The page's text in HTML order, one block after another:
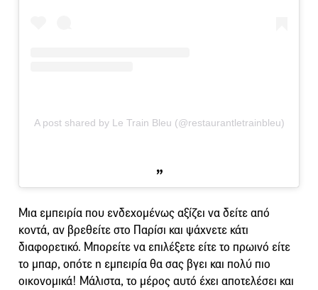
A post shared by Le Train Bleu (@restaurantletrainbleu)
Μια εμπειρία που ενδεχομένως αξίζει να δείτε από
κοντά, αν βρεθείτε στο Παρίσι και ψάχνετε κάτι
διαφορετικό. Μπορείτε να επιλέξετε είτε το πρωινό είτε
το μπαρ, οπότε η εμπειρία θα σας βγει και πολύ πιο
οικονομικά! Μάλιστα, το μέρος αυτό έχει αποτελέσει και